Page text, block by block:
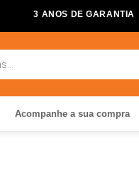
3 ANOS DE GARANTIA
Acompanhe a sua compra